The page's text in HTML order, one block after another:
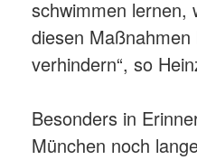
schwimmen lernen,
diesen
verhindern“, so
Besonders in
München noch